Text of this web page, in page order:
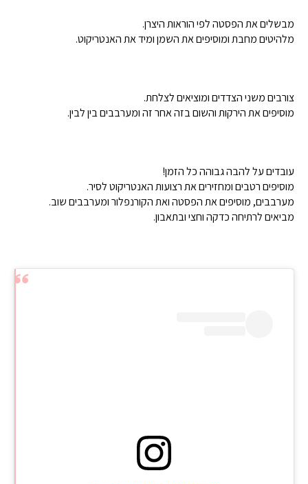
מבשלים את הפסטה לפי הוראות היצרן.
מלהיטים מחבת ומוסיפים את השמן ומיד את האנטריקוט.
צורבים משני הצדדים ומוציאים לצלחת.
מוסיפים את הירקות והשום בזה אחר זה ומערבבים בין לבין.
עובדים על להבה גבוהה כל הזמן!
מוסיפים רטבים ומחזירים את רצועות האנטריקוט לסיר.
מערבבים, מוסיפים את הפסטה ואת הקורנפלור ומערבבים שוב.
מביאים לרתיחה כדקה וחצי ובתאבון.